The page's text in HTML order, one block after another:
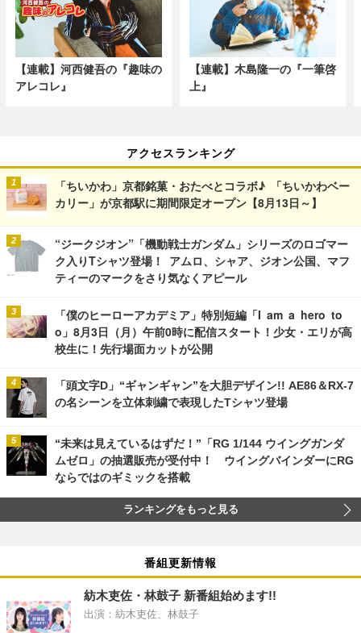
【連載】河西健吾の『趣味の
アレコレ』
【連載】木島隆一の『一筆啓
上』
アクセスランキング
「ちいかわ」京都銘菓・おたべとコラボ♪ 「ちいかわベー
カリー」が京都駅に期間限定オープン【8月13日～】
“ジークジオン”「機動戦士ガンダム」シリーズのロゴマー
ク入りTシャツ登場！ アムロ、シャア、ジオン公国、マフ
ティーのマークをさり気なくアピール
「僕のヒーローアカデミア」特別短編「I am a hero to
o」8月3日（月）午前0時に配信スタート！少女・エリが高
校生に！先行場面カットが公開
「頭文字D」“ギャンギャン”を大胆デザイン!! AE86＆RX-7
の名シーンを立体刺繍で表現したTシャツ登場
“未来は見えているはずだ！”「RG 1/144 ウイングガンダ
ムゼロ」の抽選販売が受付中！ ウイングバインダーにRG
ならではのギミックを搭載
ランキングをもっと見る
番組更新情報
紡木吏佐・林鼓子 新番組始めます!!
出演：紡木吏佐、林鼓子